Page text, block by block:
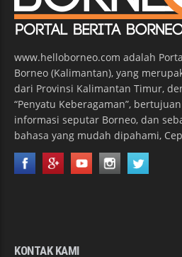
www.helloborneo.com adalah
Borneo (Kalimantan), yang
dari Provinsi Kalimantan Timur,
“Penyatu Keberagaman”,
informasi seputar Borneo, dan
bahasa yang mudah dipahami,
KONTAK KAMI